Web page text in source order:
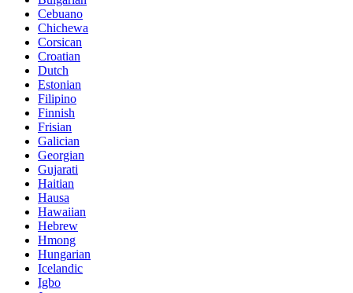
Cebuano
Chichewa
Corsican
Croatian
Dutch
Estonian
Filipino
Finnish
Frisian
Galician
Georgian
Gujarati
Haitian
Hausa
Hawaiian
Hebrew
Hmong
Hungarian
Icelandic
Igbo